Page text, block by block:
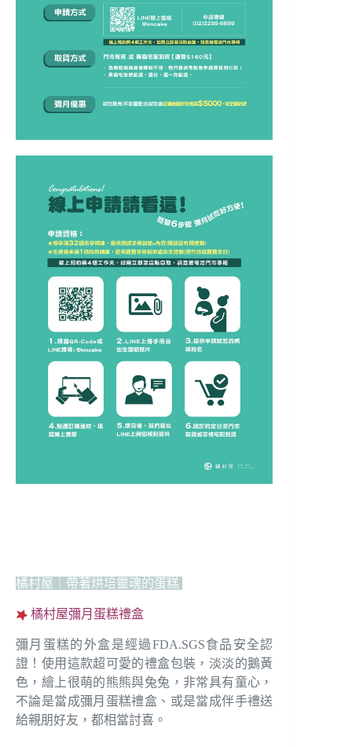
橘村屋｜帶著烘培靈魂的蛋糕
橘村屋彌月蛋糕禮盒
彌月蛋糕的外盒是經過FDA.SGS食品安全認
證！使用這款超可愛的禮盒包裝，淡淡的鵝黃
色，繪上很萌的熊熊與兔兔，非常具有童心，
不論是當成彌月蛋糕禮盒、或是當成伴手禮送
給親朋好友，都相當討喜。